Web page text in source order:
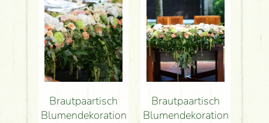
Brautpaartisch
Blumendekoration
Brautpaartisch
Blumendekoration